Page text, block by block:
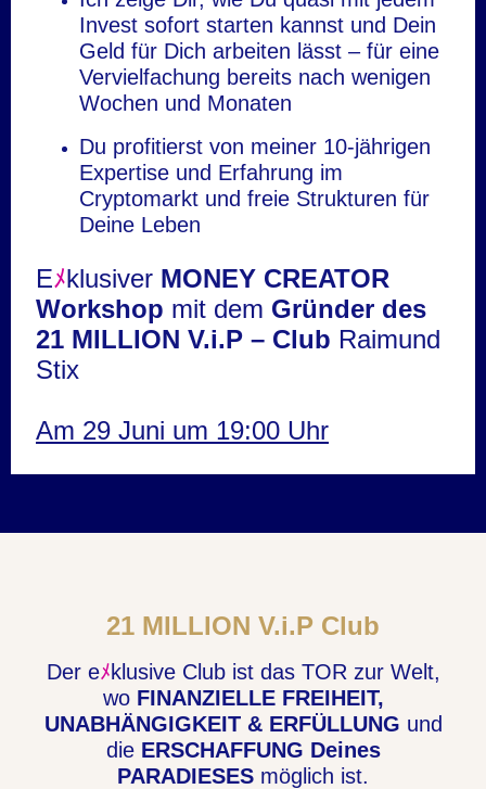
Invest sofort starten kannst und Dein
Geld für Dich arbeiten lässt – für eine
Vervielfachung bereits nach wenigen
Wochen und Monaten
Du profitierst von meiner 10-jährigen
Expertise und Erfahrung im
Cryptomarkt und freie Strukturen für
Deine Leben
Eﾒklusiver MONEY CREATOR
Workshop mit dem Gründer des
21 MILLION V.i.P – Club Raimund
Stix
Am 29 Juni um 19:00 Uhr
21 MILLION V.i.P Club
Der eﾒklusive Club ist das TOR zur Welt,
wo FINANZIELLE FREIHEIT,
UNABHÄNGIGKEIT & ERFÜLLUNG und
die ERSCHAFFUNG Deines
PARADIESES möglich ist.